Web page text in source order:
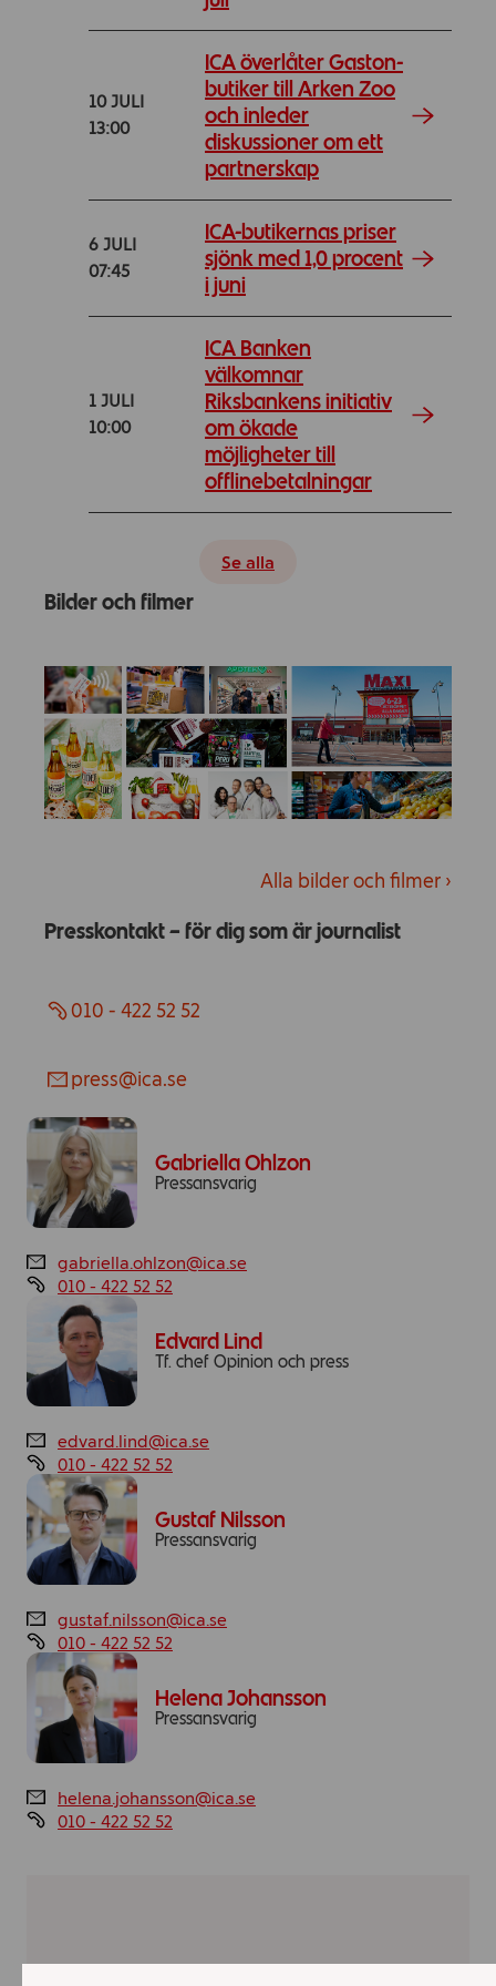
10 JULI
13:00
ICA överlåter Gaston-
butiker till Arken Zoo
och inleder
diskussioner om ett
partnerskap
6 JULI
07:45
ICA-butikernas priser
sjönk med 1,0 procent
i juni
1 JULI
10:00
ICA Banken
välkomnar
Riksbankens initiativ
om ökade
möjligheter till
offlinebetalningar
Se alla
Bilder och filmer
Alla bilder och filmer ›
Presskontakt – för dig som är journalist
010 - 422 52 52
press@ica.se
Gabriella Ohlzon
Pressansvarig
gabriella.ohlzon@ica.se
010 - 422 52 52
Edvard Lind
Tf. chef Opinion och press
edvard.lind@ica.se
010 - 422 52 52
Gustaf Nilsson
Pressansvarig
gustaf.nilsson@ica.se
010 - 422 52 52
Helena Johansson
Pressansvarig
helena.johansson@ica.se
010 - 422 52 52